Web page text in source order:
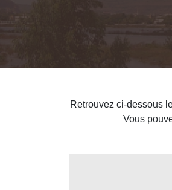
Retrouvez ci-dessous
Vous